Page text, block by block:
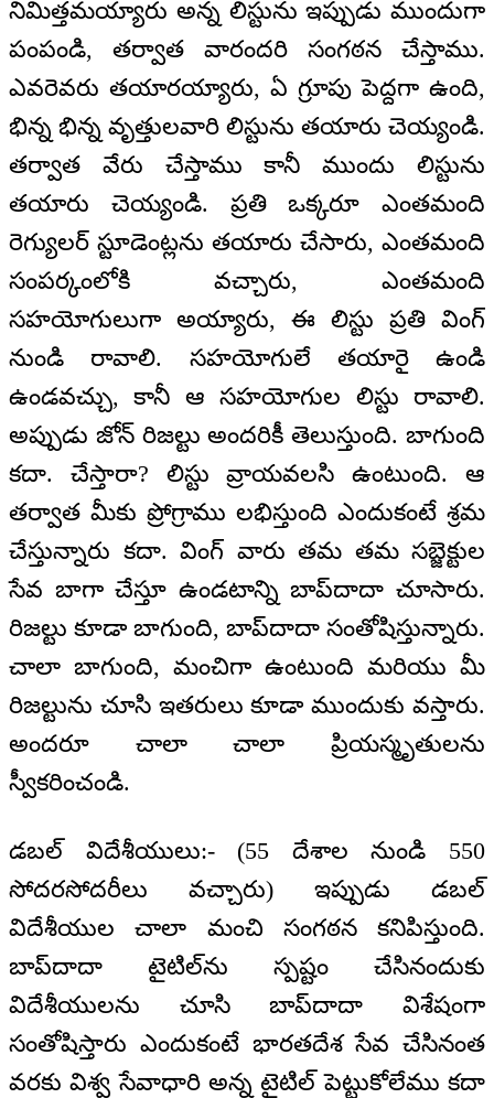
నిమిత్తమయ్యారు అన్న లిస్టును ఇప్పుడు ముందుగా
పంపండి, తర్వాత వారందరి సంగఠన చేస్తాము.
ఎవరెవరు తయారయ్యారు, ఏ గ్రూపు పెద్దగా ఉంది,
భిన్న భిన్న వృత్తులవారి లిస్టును తయారు చెయ్యండి.
తర్వాత వేరు చేస్తాము కానీ ముందు లిస్టును
తయారు చెయ్యండి. ప్రతి ఒక్కరూ ఎంతమంది
రెగ్యులర్ స్టూడెంట్లను తయారు చేసారు, ఎంతమంది
సంపర్కంలోకి వచ్చారు, ఎంతమంది
సహయోగులుగా అయ్యారు, ఈ లిస్టు ప్రతి వింగ్
నుండి రావాలి. సహయోగులే తయారై ఉండి
ఉండవచ్చు, కానీ ఆ సహయోగుల లిస్టు రావాలి.
అప్పుడు జోన్ రిజల్టు అందరికీ తెలుస్తుంది. బాగుంది
కదా. చేస్తారా? లిస్టు వ్రాయవలసి ఉంటుంది. ఆ
తర్వాత మీకు ప్రోగ్రాము లభిస్తుంది ఎందుకంటే శ్రమ
చేస్తున్నారు కదా. వింగ్ వారు తమ తమ సబ్జెక్టుల
సేవ బాగా చేస్తూ ఉండటాన్ని బాప్‌దాదా చూసారు.
రిజల్టు కూడా బాగుంది, బాప్‌దాదా సంతోషిస్తున్నారు.
చాలా బాగుంది, మంచిగా ఉంటుంది మరియు మీ
రిజల్టును చూసి ఇతరులు కూడా ముందుకు వస్తారు.
అందరూ చాలా చాలా ప్రియస్మృతులను
స్వీకరించండి.
డబల్ విదేశీయులు:- (55 దేశాల నుండి 550
సోదరసోదరీలు వచ్చారు) ఇప్పుడు డబల్
విదేశీయుల చాలా మంచి సంగఠన కనిపిస్తుంది.
బాప్‌దాదా టైటిల్‌ను స్పష్టం చేసినందుకు
విదేశీయులను చూసి బాప్‌దాదా విశేషంగా
సంతోషిస్తారు ఎందుకంటే భారతదేశ సేవ చేసినంత
వరకు విశ్వ సేవాధారి అన్న టైటిల్ పెట్టుకోలేము కదా